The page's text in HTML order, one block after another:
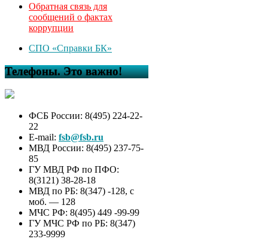
Обратная связь для
сообщений о фактах
коррупции
СПО «Справки БК»
Телефоны. Это важно!
ФСБ России: 8(495) 224-22-
22
E-mail: fsb@fsb.ru
МВД России: 8(495) 237-75-
85
ГУ МВД РФ по ПФО:
8(3121) 38-28-18
МВД по РБ: 8(347) -128, с
моб. — 128
МЧС РФ: 8(495) 449 -99-99
ГУ МЧС РФ по РБ: 8(347)
233-9999